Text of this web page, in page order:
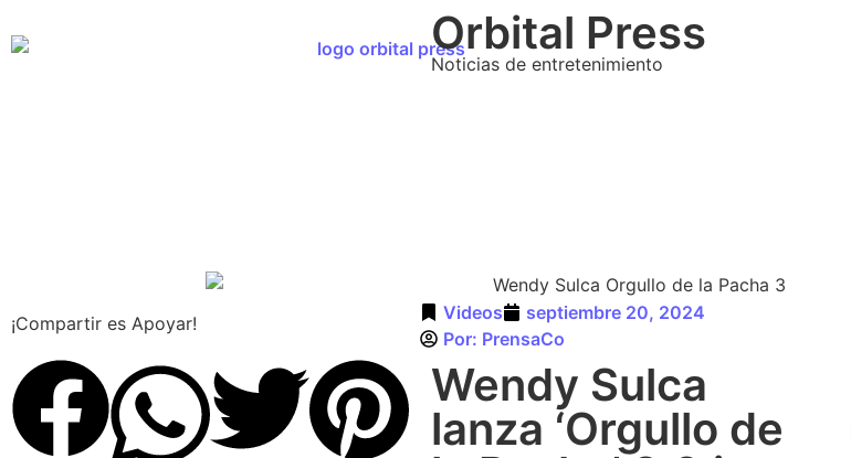
Orbital Press
Noticias de entretenimiento
¡Compartir es Apoyar! Videos
septiembre 20, 2024
Por: PrensaCo
Wendy Sulca
lanza ‘Orgullo de